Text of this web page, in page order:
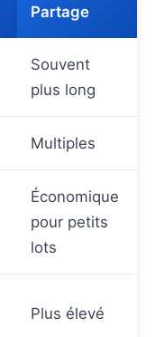
Partage
Souvent
plus long
Multiples
Économique
pour petits
lots
Plus élevé